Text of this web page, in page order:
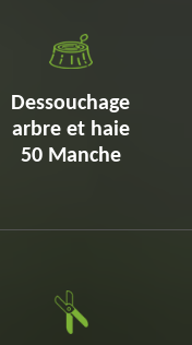
Dessouchage
arbre et haie
50 Manche